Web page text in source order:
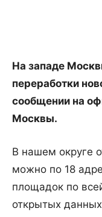
На западе
переработки
сообщении на
Москвы.
В нашем округе
можно по 18
площадок по
открытых